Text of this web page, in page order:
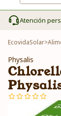
Atención
EcovidaSolar>
Physalis